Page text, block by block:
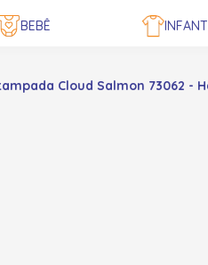
BEBÊ
Cloud Salmon 73062 -